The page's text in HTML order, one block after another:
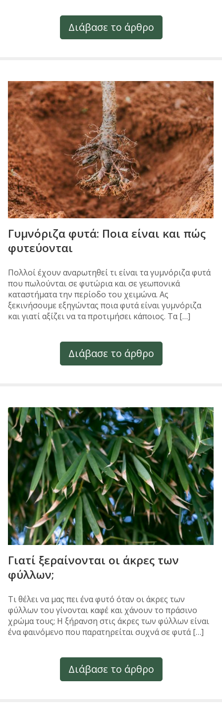
Διάβασε το άρθρο
Γυμνόριζα φυτά: Ποια είναι και πώς
φυτεύονται
Πολλοί έχουν αναρωτηθεί τι είναι τα γυμνόριζα φυτά
που πωλούνται σε φυτώρια και σε γεωπονικά
καταστήματα την περίοδο του χειμώνα. Ας
ξεκινήσουμε εξηγώντας ποια φυτά είναι γυμνόριζα
και γιατί αξίζει να τα προτιμήσει κάποιος. Τα […]
Διάβασε το άρθρο
Γιατί ξεραίνονται οι άκρες των
φύλλων;
Τι θέλει να μας πει ένα φυτό όταν οι άκρες των
φύλλων του γίνονται καφέ και χάνουν το πράσινο
χρώμα τους; Η ξήρανση στις άκρες των φύλλων είναι
ένα φαινόμενο που παρατηρείται συχνά σε φυτά […]
Διάβασε το άρθρο